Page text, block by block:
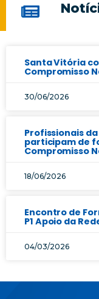
Santa Vitória
Compromisso
30/06/2026
Profissionais
participam de
Compromisso
18/06/2026
Encontro de
P1 Apoio da
04/03/2026